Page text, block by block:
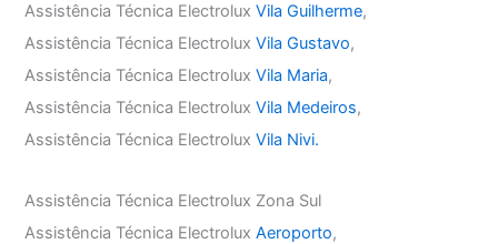
Assistência Técnica ElectroluxVila Guilherme,
Assistência Técnica ElectroluxVila Gustavo,
Assistência Técnica ElectroluxVila Maria,
Assistência Técnica ElectroluxVila Medeiros,
Assistência Técnica ElectroluxVila Nivi.
Assistência Técnica Electrolux Zona Sul
Assistência Técnica ElectroluxAeroporto,